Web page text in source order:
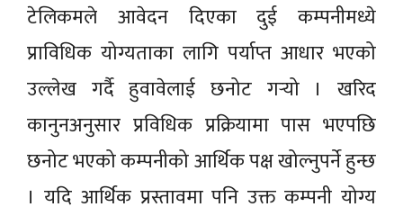
टेलिकमले आवेदन दिएका दुई कम्पनीमध्ये
प्राविधिक योग्यताका लागि पर्याप्त आधार भएको
उल्लेख गर्दै हुवावेलाई छनोट गर्‍यो । खरिद
कानुनअनुसार प्रविधिक प्रक्रियामा पास भएपछि
छनोट भएको कम्पनीको आर्थिक पक्ष खोल्नुपर्ने हुन्छ
। यदि आर्थिक प्रस्तावमा पनि उक्त कम्पनी योग्य